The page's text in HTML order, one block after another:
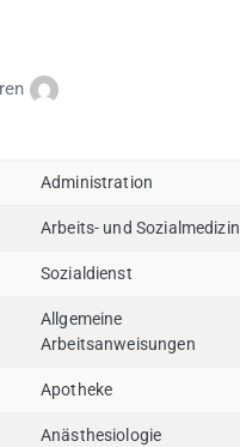
Administration
Arbeits- und Sozialmedizin
Sozialdienst
Allgemeine
Arbeitsanweisungen
Apotheke
Anästhesiologie